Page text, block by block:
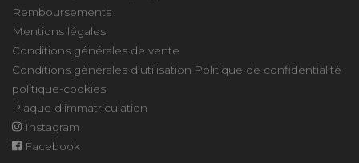
Remboursements
Mentions légales
Conditions générales de vente
Conditions générales d'utilisation Politique de confidentialité
politique-cookies
Plaque d'immatriculation
Instagram
Facebook